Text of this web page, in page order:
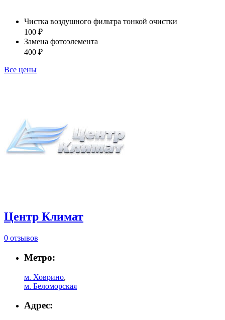
Чистка воздушного фильтра тонкой очистки
100 ₽
Замена фотоэлемента
400 ₽
Все цены
Центр Климат
0 отзывов
Метро:
м. Ховрино,
м. Беломорская
Адрес: